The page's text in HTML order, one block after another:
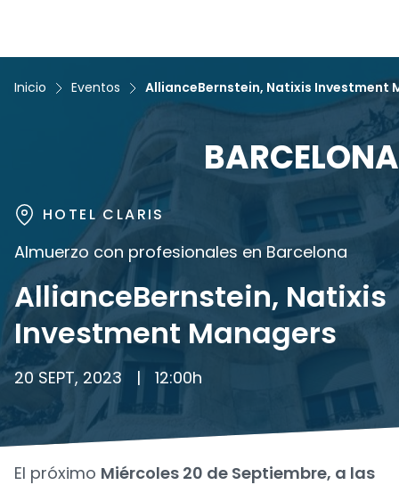
Inicio Eventos AllianceBernstein, Natixis Investment
BARCELONA
HOTEL CLARIS
Almuerzo con profesionales en Barcelona
AllianceBernstein, Natixis
Investment Managers
20 SEPT, 2023 | 12:00h
El próximo Miércoles 20 de Septiembre, a las